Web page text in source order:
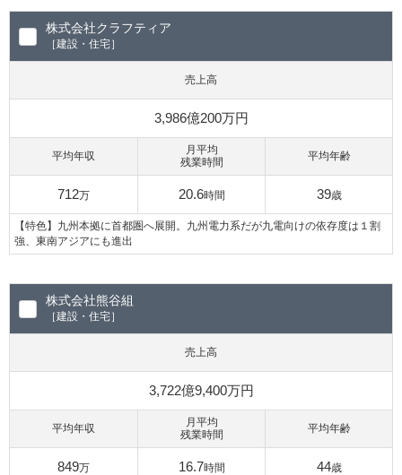
株式会社クラフティア
［建設・住宅］
売上高
3,986億200万円
平均年収
712万
月平均
残業時間
20.6時間
平均年齢
39歳
【特色】九州本拠に首都圏へ展開。九州電力系だが九電向けの依存度は１割
強、東南アジアにも進出
株式会社熊谷組
［建設・住宅］
売上高
3,722億9,400万円
平均年収
849万
月平均
残業時間
16.7時間
平均年齢
44歳